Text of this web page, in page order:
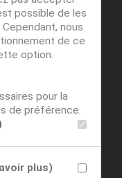
possible de les
nous
de ce
option.
pour la
de préférence.
plus)